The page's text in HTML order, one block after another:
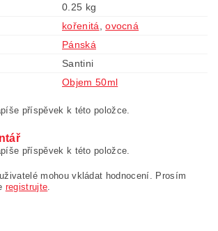
0.25 kg
kořenitá ,ovocná
Pánská
Santini
Objem 50ml
příspěvek k této položce.
příspěvek k této položce.
mohou vkládat hodnocení. Prosím
registrujte.